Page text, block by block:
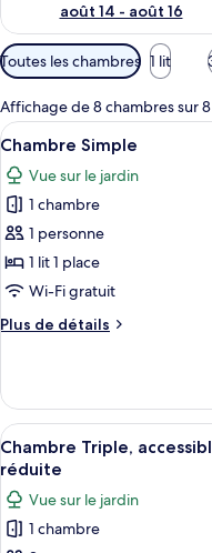
août 14 - août 16
Filtres
disponibles
pour
les
chambres
Toutes les chambres 1 lit
Affichage de 8 chambres sur 8
Afficher
toutes
les
photos
pour
ce
type
chambre :
11
Chambre Simple
Vue sur le jardin
1 chambre
1 personne
1 lit 1 place
Wi-Fi gratuit
Plus de détails
Plus
le
type
de
chambre
Simple
Afficher
toutes
les
photos
pour
6
Chambre Triple,
réduite
Vue sur le jardin
1 chambre